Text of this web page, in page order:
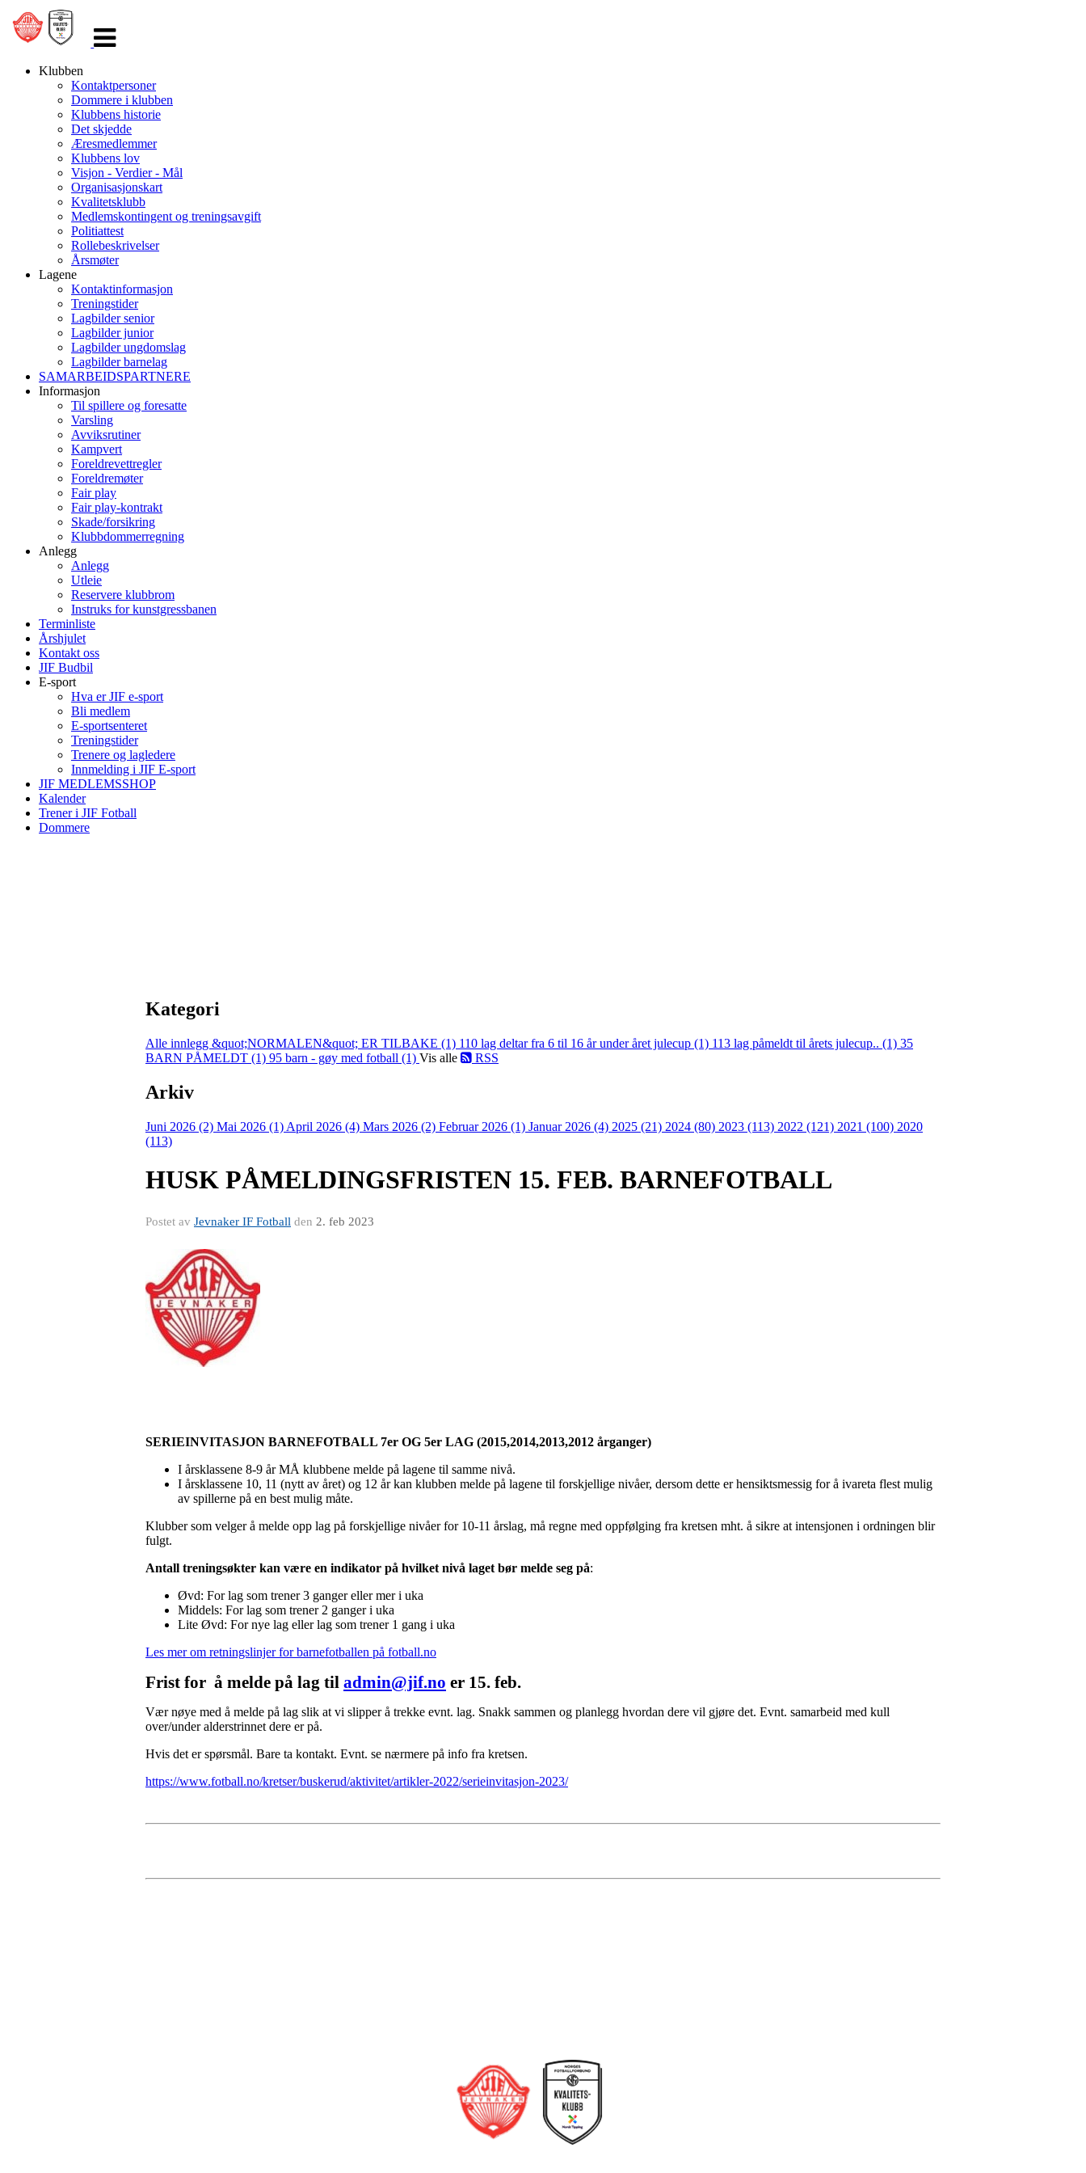
navigasjon
Klubben
Kontaktpersoner
Dommere i klubben
Klubbens historie
Det skjedde
Æresmedlemmer
Klubbens lov
Visjon - Verdier - Mål
Organisasjonskart
Kvalitetsklubb
Medlemskontingent og treningsavgift
Politiattest
Rollebeskrivelser
Årsmøter
Lagene
Kontaktinformasjon
Treningstider
Lagbilder senior
Lagbilder junior
Lagbilder ungdomslag
Lagbilder barnelag
SAMARBEIDSPARTNERE
Informasjon
Til spillere og foresatte
Varsling
Avviksrutiner
Kampvert
Foreldrevettregler
Foreldremøter
Fair play
Fair play-kontrakt
Skade/forsikring
Klubbdommerregning
Anlegg
Anlegg
Utleie
Reservere klubbrom
Instruks for kunstgressbanen
Terminliste
Årshjulet
Kontakt oss
JIF Budbil
E-sport
Hva er JIF e-sport
Bli medlem
E-sportsenteret
Treningstider
Trenere og lagledere
Innmelding i JIF E-sport
JIF MEDLEMSSHOP
Kalender
Trener i JIF Fotball
Dommere
Kategori
Alle innlegg &quot;NORMALEN&quot; ER TILBAKE (1) 110 lag deltar fra 6 til 16 år under året julecup (1) 113 lag påmeldt til årets julecup.. (1) 35
BARN PÅMELDT (1) 95 barn - gøy med fotball (1) Vis alle RSS
Arkiv
Juni 2026 (2) Mai 2026 (1) April 2026 (4) Mars 2026 (2) Februar 2026 (1) Januar 2026 (4) 2025 (21) 2024 (80) 2023 (113) 2022 (121) 2021 (100) 2020
(113)
HUSK PÅMELDINGSFRISTEN 15. FEB. BARNEFOTBALL
Postet av Jevnaker IF Fotball den 2. feb 2023
SERIEINVITASJON BARNEFOTBALL 7er OG 5er LAG (2015,2014,2013,2012 årganger)
I årsklassene 8-9 år MÅ klubbene melde på lagene til samme nivå.
I årsklassene 10, 11 (nytt av året) og 12 år kan klubben melde på lagene til forskjellige nivåer, dersom dette er hensiktsmessig for å ivareta flest mulig
av spillerne på en best mulig måte.
Klubber som velger å melde opp lag på forskjellige nivåer for 10-11 årslag, må regne med oppfølging fra kretsen mht. å sikre at intensjonen i ordningen blir
fulgt.
Antall treningsøkter kan være en indikator på hvilket nivå laget bør melde seg på:
Øvd: For lag som trener 3 ganger eller mer i uka
Middels: For lag som trener 2 ganger i uka
Lite Øvd: For nye lag eller lag som trener 1 gang i uka
Les mer om retningslinjer for barnefotballen på fotball.no
Frist for å melde på lag til admin@jif.no er 15. feb.
Vær nøye med å melde på lag slik at vi slipper å trekke evnt. lag. Snakk sammen og planlegg hvordan dere vil gjøre det. Evnt. samarbeid med kull
over/under alderstrinnet dere er på.
Hvis det er spørsmål. Bare ta kontakt. Evnt. se nærmere på info fra kretsen.
https://www.fotball.no/kretser/buskerud/aktivitet/artikler-2022/serieinvitasjon-2023/